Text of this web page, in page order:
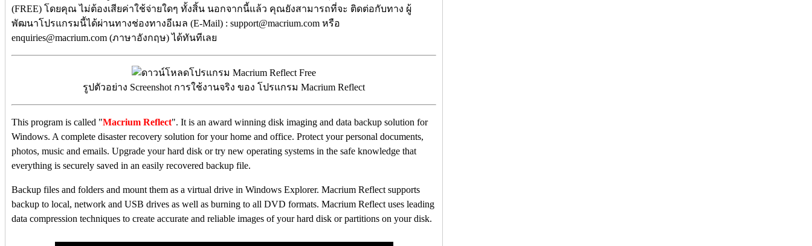
(FREE) โดยคุณ ไม่ต้องเสียค่าใช้จ่ายใดๆ ทั้งสิ้น นอกจากนี้แล้ว คุณยังสามารถที่จะ ติดต่อกับทาง ผู้
พัฒนาโปรแกรมนี้ได้ผ่านทางช่องทางอีเมล (E-Mail) : support@macrium.com หรือ
enquiries@macrium.com (ภาษาอังกฤษ) ได้ทันทีเลย
รูปตัวอย่าง Screenshot การใช้งานจริง ของ โปรแกรม Macrium Reflect
This program is called "Macrium Reflect". It is an award winning disk imaging and data backup solution for
Windows. A complete disaster recovery solution for your home and office. Protect your personal documents,
photos, music and emails. Upgrade your hard disk or try new operating systems in the safe knowledge that
everything is securely saved in an easily recovered backup file.
Backup files and folders and mount them as a virtual drive in Windows Explorer. Macrium Reflect supports
backup to local, network and USB drives as well as burning to all DVD formats. Macrium Reflect uses leading
data compression techniques to create accurate and reliable images of your hard disk or partitions on your disk.